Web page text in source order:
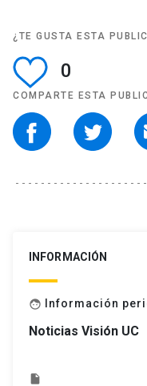
¿TE GUSTA ESTA
0
COMPARTE ESTA
INFORMACIÓN
face Información
Noticias Visión UC
insert_drive_file